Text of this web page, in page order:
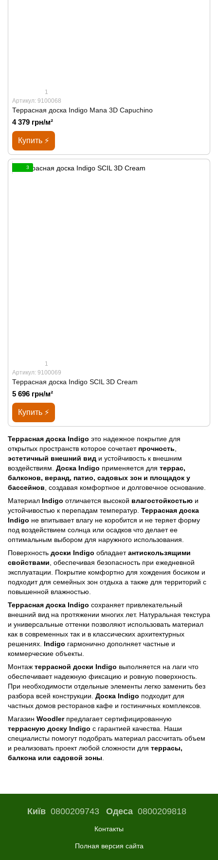
1
Артикул: 9100068
Террасная доска Indigo Mana 3D Capuchino
4 379 грн/м²
Купить ⚡
3
1
Артикул: 9100069
Террасная доска Indigo SCIL 3D Cream
5 696 грн/м²
Купить ⚡
Террасная доска Indigo это надежное покрытие для
открытых пространств которое сочетает прочность
эстетичный внешний вид и устойчивость к внешним
воздействиям. Доска Indigo применяется для террас,
балконов, веранд, патио, садовых зон и площадок у
бассейнов , создавая комфортное и долговечное основание.
Материал Indigo отличается высокой влагостойкостью и
устойчивостью к перепадам температур. Террасная доска
Indigo не впитывает влагу не коробится и не теряет форму
под воздействием солнца или осадков что делает ее
оптимальным выбором для наружного использования.
Поверхность доски Indigo обладаетантискользящими
свойствами , обеспечивая безопасность при ежедневной
эксплуатации. Покрытие комфортно для хождения босиком и
подходит для семейных зон отдыха а также для территорий с
повышенной влажностью.
Террасная доска Indigo сохраняет привлекательный
внешний вид на протяжении многих лет. Натуральная текстура
и универсальные оттенки позволяют использовать материал
как в современных так и в классических архитектурных
решениях. Indigo гармонично дополняет частные и
коммерческие объекты.
Монтаж террасной доски Indigo выполняется на лаги что
обеспечивает надежную фиксацию и ровную поверхность.
При необходимости отдельные элементы легко заменить без
разбора всей конструкции. Доска Indigo подходит для
частных домов ресторанов кафе и гостиничных комплексов.
Магазин Woodlerпредлагает сертифицированную
террасную доску Indigo с гарантией качества. Наши
специалисты помогут подобрать материал рассчитать объем
и реализовать проект любой сложности для террасы,
балкона или садовой зоны
Київ0800209743 Одеса0800209818
Контакты
Полная версия сайта